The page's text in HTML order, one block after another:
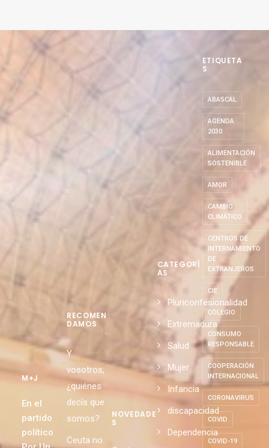
M+J
En el
partido
político
RECOMEN
DAMOS
Y
vosotros,
¿quiénes
decís que
somos?
Ceuta no
NOVEDADE
S
CATEGORÍ
AS
Pluriconfesionalidad
Extremadura
Salud
Mujer
Infancia
discapacidad
Dependencia
ETIQUETA
S
ABASCAL
AGENDA
2030
ALIMENTACIÓN
SOSTENIBLE
AMOR
CAMBIO
CLIMÁTICO
CENTROS DE
INTERNAMIENTO
DE
EXTRANJEROS
CIE
COLEGIO
CONSUMO
RESPONSABLE
COOPERACIÓN
INTERNACIONAL
CORONAVIRUS
COVID
COVID-19